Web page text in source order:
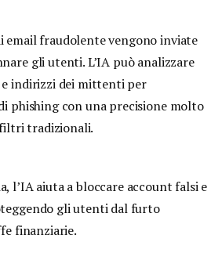
email fraudolente vengono inviate
gli utenti. L’IA può analizzare
indirizzi dei mittenti per
phishing con una precisione molto
tradizionali.
l’IA aiuta a bloccare account falsi e
gli utenti dal furto
finanziarie.